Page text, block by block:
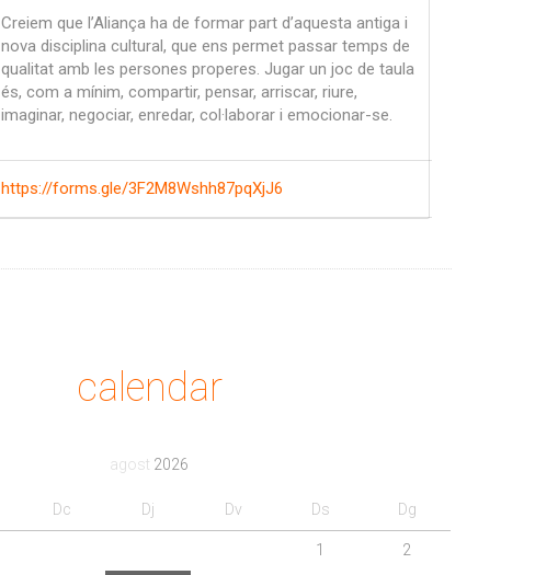
Creiem que l’Aliança ha de formar part d’aquesta antiga i
nova disciplina cultural, que ens permet passar temps de
qualitat amb les persones properes. Jugar un joc de taula
és, com a mínim, compartir, pensar, arriscar, riure,
imaginar, negociar, enredar, col·laborar i emocionar-se.
https://forms.gle/3F2M8Wshh87pqXjJ6
calendar
agost 2026
Dc Dj Dv Ds Dg
1 2